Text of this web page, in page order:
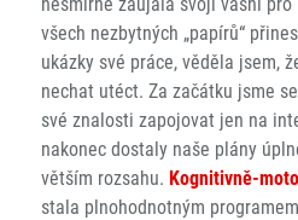
všech nezbytných „papírů“
ukázky své práce, věděla jsem,
nechat utéct. Za začátku jsme
své znalosti zapojovat jen na
nakonec dostaly naše plány
větším rozsahu. Kognitivně-
stala plnohodnotným